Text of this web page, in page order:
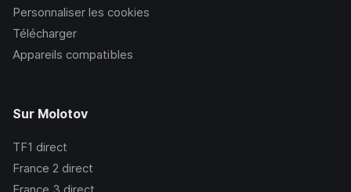
Personnaliser les cookies
Télécharger
Appareils compatibles
Sur Molotov
TF1 direct
France 2 direct